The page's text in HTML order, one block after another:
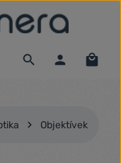
Objektívek